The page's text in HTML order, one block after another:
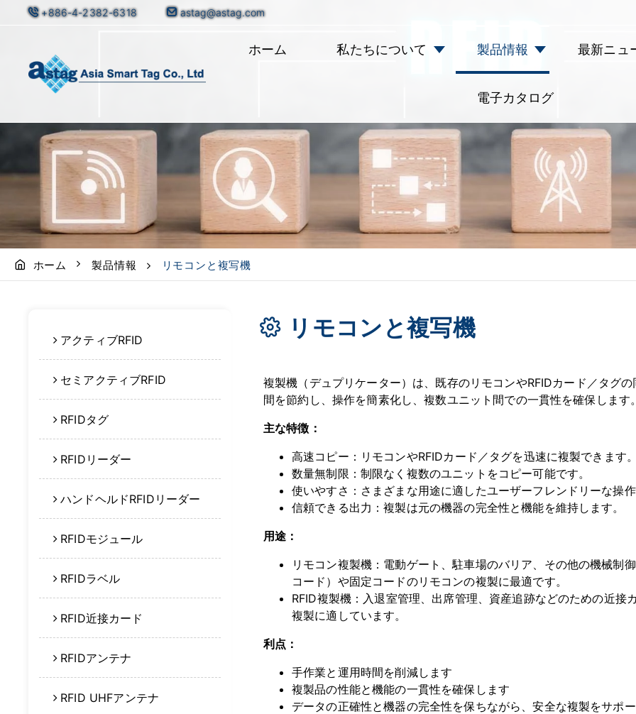
+886-4-2382-6318 astag@astag.com
ホーム 私たちについて 製品情報 最新ニュ
電子カタログ
ホーム 製品情報 リモコンと複写機
アクティブRFID
セミアクティブRFID
RFIDタグ
RFIDリーダー
ハンドヘルドRFIDリーダー
RFIDモジュール
RFIDラベル
RFID近接カード
RFIDアンテナ
RFID UHFアンテナ
リモコンと複写機
複製機（デュプリケーター）は、既存のリモコンやRFIDカード／タグ
間を節約し、操作を簡素化し、複数ユニット間での一貫性を確保します
主な特徴：
高速コピー：リモコンやRFIDカード／タグを迅速に複製できます
数量無制限：制限なく複数のユニットをコピー可能です。
使いやすさ：さまざまな用途に適したユーザーフレンドリーな操
信頼できる出力：複製は元の機器の完全性と機能を維持します。
用途：
リモコン複製機：電動ゲート、駐車場のバリア、その他の機械制
コード）や固定コードのリモコンの複製に最適です。
RFID複製機：入退室管理、出席管理、資産追跡などのための近接
複製に適しています。
利点：
手作業と運用時間を削減します
複製品の性能と機能の一貫性を確保します
データの正確性と機器の完全性を保ちながら、安全な複製をサポ